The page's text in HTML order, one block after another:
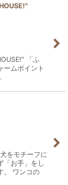
「ふ
ームポイント
をモチーフに
「お手」をし
。 ワンコの